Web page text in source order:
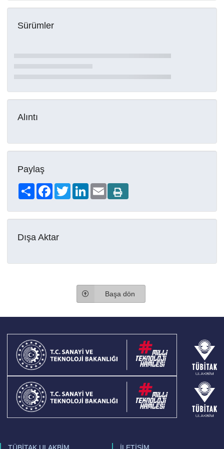
Sürümler
Alıntı
Paylaş
Share FacebookTwitterLinkedIn
Email
Dışa Aktar
Başa dön